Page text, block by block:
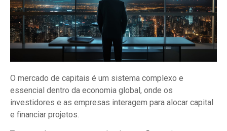
O mercado de capitais é um sistema complexo e
essencial dentro da economia global, onde os
investidores e as empresas interagem para alocar capital
e financiar projetos.